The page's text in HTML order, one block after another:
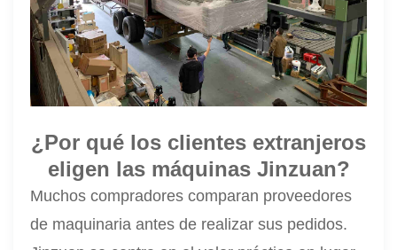
¿Por qué los clientes extranjeros
eligen las máquinas Jinzuan?
Muchos compradores comparan proveedores
de maquinaria antes de realizar sus pedidos.